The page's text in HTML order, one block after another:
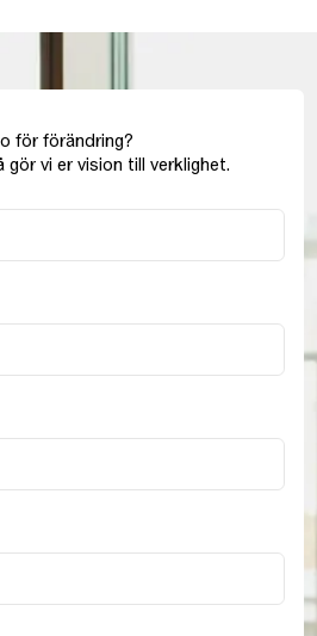
för förändring?
vi er vision till verklighet.